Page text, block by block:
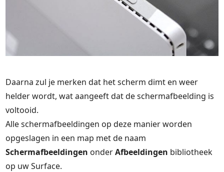
Daarna zul je merken dat het scherm dimt en weer
helder wordt, wat aangeeft dat de schermafbeelding is
voltooid.
Alle schermafbeeldingen op deze manier worden
opgeslagen in een map met de naam
Schermafbeeldingen onderAfbeeldingen bibliotheek
op uw Surface.